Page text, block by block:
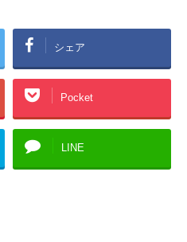
シェア
Pocket
LINE